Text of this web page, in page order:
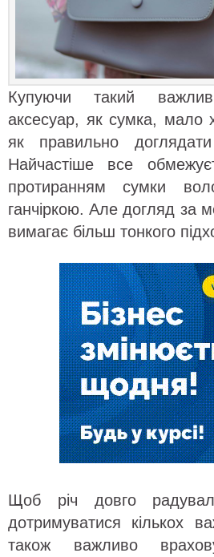
Купуючи такий
аксесуар, як сумка, мало
як правильно
Найчастіше все
протиранням сумки
ганчіркою. Але догляд за
вимагає більш тонкого
Щоб річ довго
дотримуватися кількох
також важливо